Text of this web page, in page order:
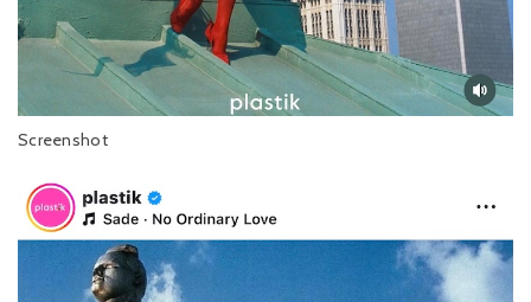
Screenshot